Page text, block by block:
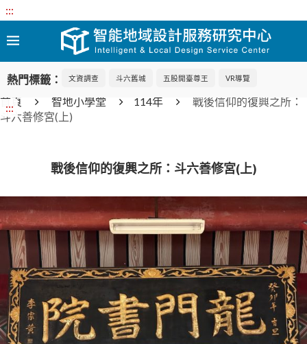
:::
熱門標籤： 文資調查 斗六舊城 五股開臺尊王 VR導覽
:::
首頁 智地小學堂 114年
戰後信仰的復興之所：
斗六善修宮(上)
戰後信仰的復興之所：斗六善修宮(上)